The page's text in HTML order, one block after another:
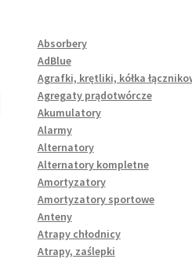
Absorbery
AdBlue
Agrafki, krętliki, kółka
Agregaty prądotwórcze
Akumulatory
Alarmy
Alternatory
Alternatory kompletne
Amortyzatory
Amortyzatory sportowe
Anteny
Atrapy chłodnicy
Atrapy, zaślepki